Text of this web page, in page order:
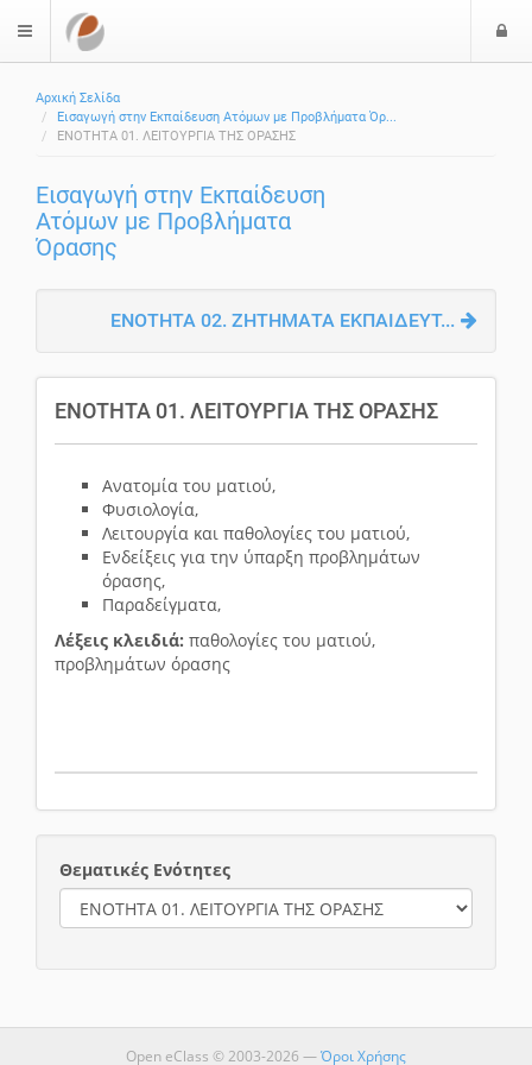
$langMenu
Αρχική Σελίδα
Εισαγωγή στην Εκπαίδευση Ατόμων με Προβλήματα Όρ...
ΕΝΟΤΗΤΑ 01. ΛΕΙΤΟΥΡΓΙΑ ΤΗΣ ΟΡΑΣΗΣ
Εισαγωγή στην Εκπαίδευση
Ατόμων με Προβλήματα
Όρασης
ΕΝΟΤΗΤΑ 02. ΖΗΤΗΜΑΤΑ ΕΚΠΑΙΔΕΥΤ...
ΕΝΟΤΗΤΑ 01. ΛΕΙΤΟΥΡΓΙΑ ΤΗΣ ΟΡΑΣΗΣ
Ανατομία του ματιού,
Φυσιολογία,
Λειτουργία και παθολογίες του ματιού,
Ενδείξεις για την ύπαρξη προβλημάτων
όρασης,
Παραδείγματα,
Λέξεις κλειδιά: παθολογίες του ματιού,
προβλημάτων όρασης
Θεματικές Ενότητες
Open eClass © 2003-2026 —Όροι Χρήσης